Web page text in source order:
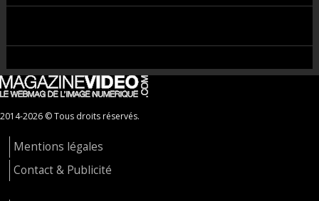
2014-2026 © Tous droits réservés.
Mentions légales
Contact & Publicité